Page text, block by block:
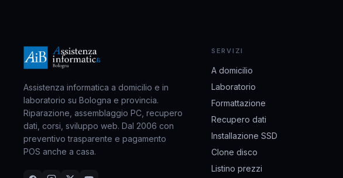
Assistenza informatica a domicilio e in
laboratorio su Bologna e provincia.
Riparazione, assemblaggio PC, recupero
dati, corsi, sviluppo web. Dal 2006 con
preventivo trasparente e pagamento
POS anche a casa.
SERVIZI
A domicilio
Laboratorio
Formattazione
Recupero dati
Installazione SSD
Clone disco
Listino prezzi